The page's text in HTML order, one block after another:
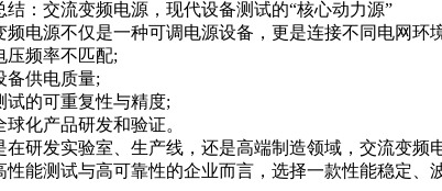
结：交流变频电源，现代设备测试的“核心动力源”
频电源不仅是一种可调电源设备，更是连接不同电网环
压频率不匹配;
备供电质量;
试的可重复性与精度;
球化产品研发和验证。
在研发实验室、生产线，还是高端制造领域，交流变
性能测试与高可靠性的企业而言，选择一款性能稳定